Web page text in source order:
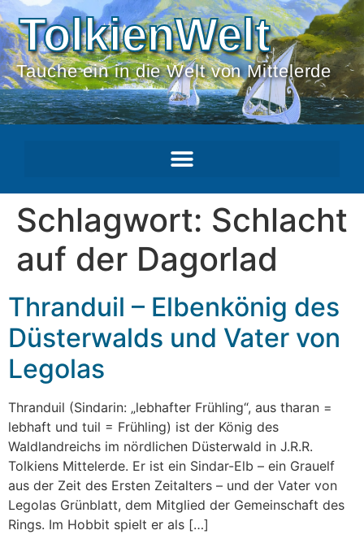
TolkienWelt
Tauche ein in die Welt von Mittelerde
Schlagwort: Schlacht
auf der Dagorlad
Thranduil – Elbenkönig des
Düsterwalds und Vater von
Legolas
Thranduil (Sindarin: „lebhafter Frühling“, aus tharan =
lebhaft und tuil = Frühling) ist der König des
Waldlandreichs im nördlichen Düsterwald in J.R.R.
Tolkiens Mittelerde. Er ist ein Sindar-Elb – ein Grauelf
aus der Zeit des Ersten Zeitalters – und der Vater von
Legolas Grünblatt, dem Mitglied der Gemeinschaft des
Rings. Im Hobbit spielt er als […]